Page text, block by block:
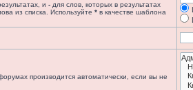
и - для слов, которых в результатах
из списка. Используйте * в качестве шаблона
производится автоматически, если вы не